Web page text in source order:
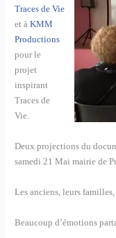
Traces de Vie
et àKMM
Productions
pour le
projet
inspirant
Traces de
Vie.
Deux projections du
samedi 21 Mai mairie de
Les anciens, leurs
Beaucoup d’émotions